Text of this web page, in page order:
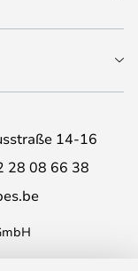
14-16
28 08 66 38